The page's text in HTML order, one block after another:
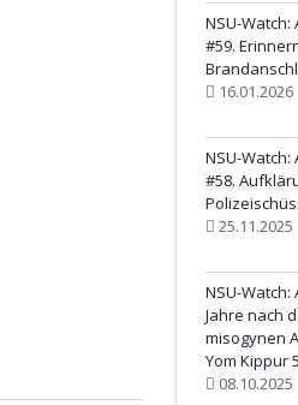
NSU-
#59.
16.01.2026
NSU-
#58.
25.11.2025
NSU-
Jahre nach
misogynen
Yom Kippur
08.10.2025